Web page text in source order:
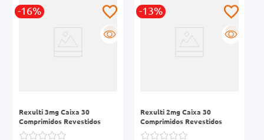
-16%
R
Rexulti 3mg Caixa 30
Comprimidos Revestidos
-13%
R
Rexulti 2mg Caixa 30
Comprimidos Revestidos